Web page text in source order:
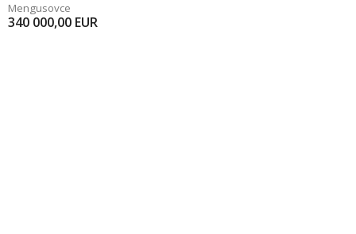
Mengusovce
340 000,00 EUR